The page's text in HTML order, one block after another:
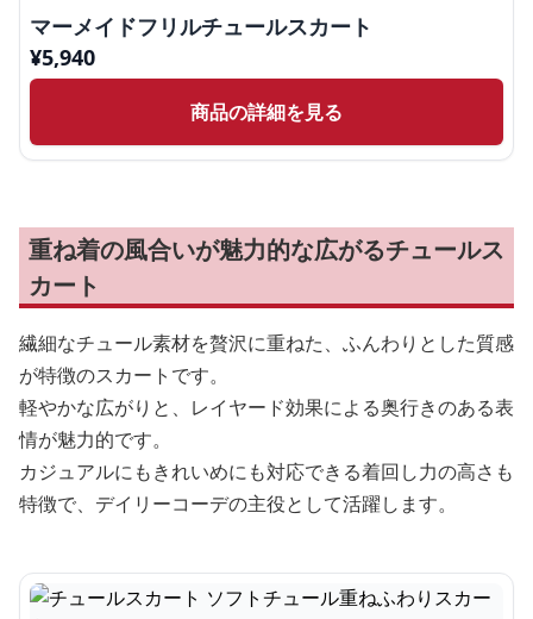
マーメイドフリルチュールスカート
¥5,940
商品の詳細を見る
重ね着の風合いが魅力的な広がるチュールス
カート
繊細なチュール素材を贅沢に重ねた、ふんわりとした質感
が特徴のスカートです。
軽やかな広がりと、レイヤード効果による奥行きのある表
情が魅力的です。
カジュアルにもきれいめにも対応できる着回し力の高さも
特徴で、デイリーコーデの主役として活躍します。